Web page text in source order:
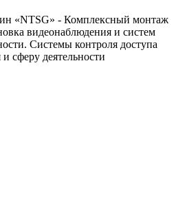
«NTSG» - Комплексный монтаж
видеонаблюдения и систем
Системы контроля доступа
сферу деятельности